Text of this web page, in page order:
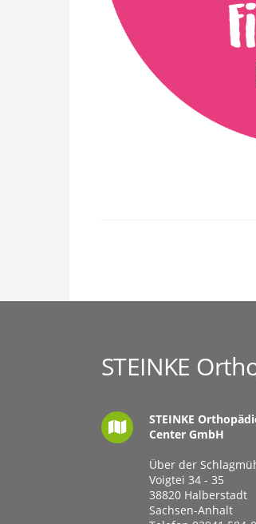
STEINKE
STEINKE
Center GmbH
Über der
Voigtei 34 - 35
38820 Halberstadt
Sachsen-Anhalt